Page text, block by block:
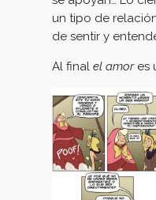
un tipo de
de sentir y
Al finalel amores